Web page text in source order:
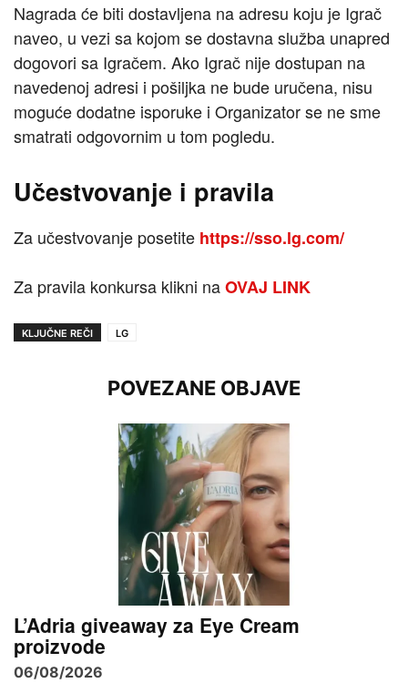
Nagrada će biti dostavljena na adresu koju je Igrač
naveo, u vezi sa kojom se dostavna služba unapred
dogovori sa Igračem. Ako Igrač nije dostupan na
navedenoj adresi i pošiljka ne bude uručena, nisu
moguće dodatne isporuke i Organizator se ne sme
smatrati odgovornim u tom pogledu.
Učestvovanje i pravila
Za učestvovanje posetite https://sso.lg.com/
Za pravila konkursa klikni naOVAJ LINK
KLJUČNE REČI LG
POVEZANE OBJAVE
L’Adria giveaway za Eye Cream
proizvode
06/08/2026